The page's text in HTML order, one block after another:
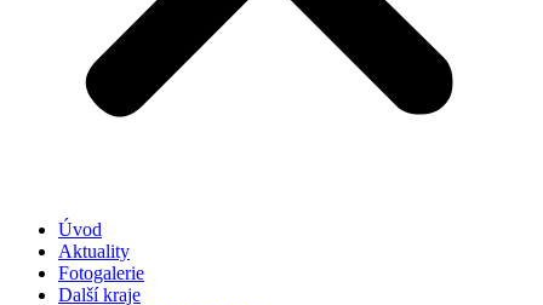
Úvod
Aktuality
Fotogalerie
Další kraje